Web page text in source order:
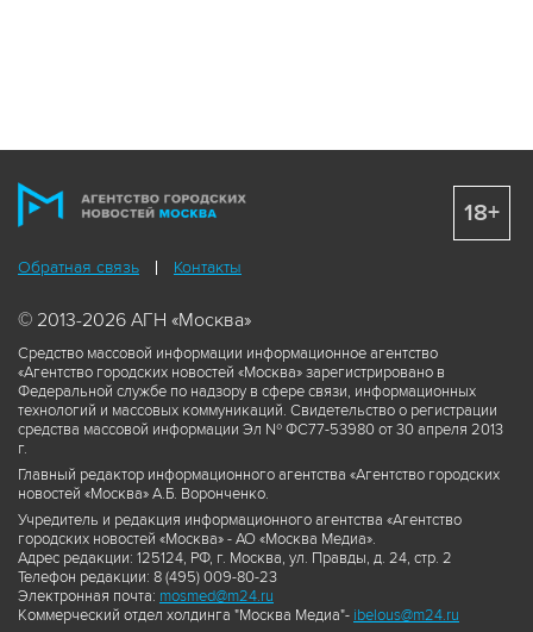
Обратная связь Контакты
© 2013-2026 АГН «Москва»
Средство массовой информации информационное агентство
«Агентство городских новостей «Москва» зарегистрировано в
Федеральной службе по надзору в сфере связи, информационных
технологий и массовых коммуникаций. Свидетельство о регистрации
средства массовой информации Эл № ФС77-53980 от 30 апреля 2013
г.
Главный редактор информационного агентства «Агентство городских
новостей «Москва» А.Б. Воронченко.
Учредитель и редакция информационного агентства «Агентство
городских новостей «Москва» - АО «Москва Медиа».
Адрес редакции: 125124, РФ, г. Москва, ул. Правды, д. 24, стр. 2
Телефон редакции: 8 (495) 009-80-23
Электронная почта: mosmed@m24.ru
Коммерческий отдел холдинга "Москва Медиа"- ibelous@m24.ru
18+